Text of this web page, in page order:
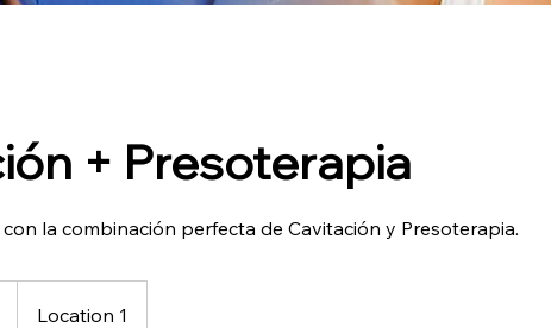
+ Presoterapia
la combinación perfecta de Cavitación y Presoterapia.
Location 1